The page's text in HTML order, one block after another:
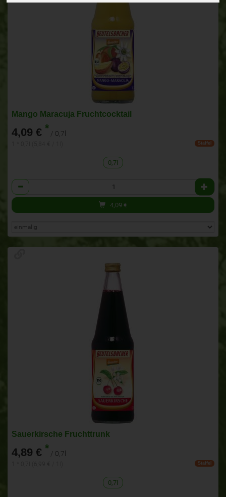
Mango Maracuja Fruchtcocktail
4,09 € * / 0,7l
Staffel
0,7l
Anzahl
4,09 €
Sauerkirsche Fruchttrunk
4,89 € * / 0,7l
Staffel
0,7l